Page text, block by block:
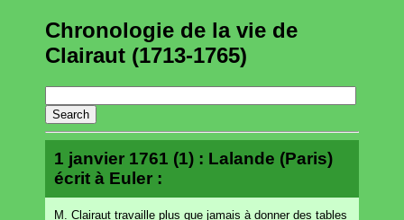
Chronologie de la vie de
Clairaut (1713-1765)
1 janvier 1761 (1) : Lalande (Paris)
écrit à Euler :
M. Clairaut travaille plus que jamais à donner des tables